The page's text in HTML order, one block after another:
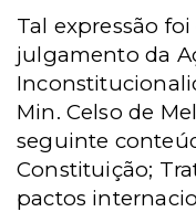
Tal expressão
julgamento da
Min. Celso de
seguinte
Constituição;
pactos